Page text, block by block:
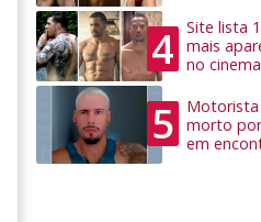
4
Site lista
mais
no cinema
5
morto
em